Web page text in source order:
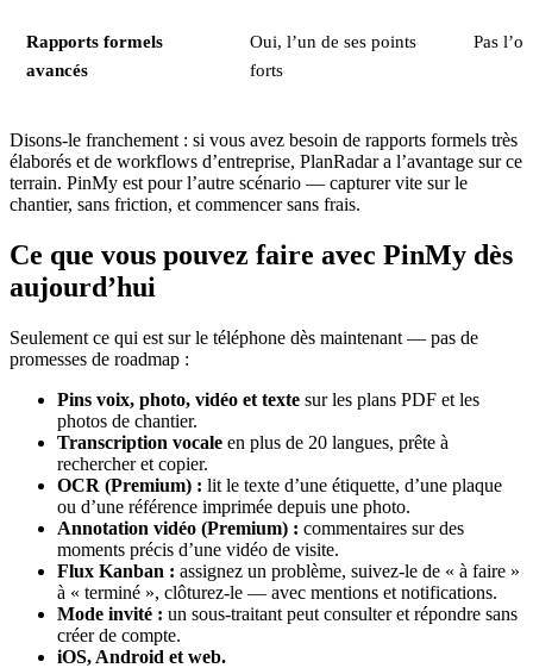
Rapports formels
avancés
Oui, l’un de ses points
forts
Pas
Disons-le franchement : si vous avez besoin de rapports formels très
élaborés et de workflows d’entreprise, PlanRadar a l’avantage sur ce
terrain. PinMy est pour l’autre scénario — capturer vite sur le
chantier, sans friction, et commencer sans frais.
Ce que vous pouvez faire avec PinMy dès
aujourd’hui
Seulement ce qui est sur le téléphone dès maintenant — pas de
promesses de roadmap :
Pins voix, photo, vidéo et texte sur les plans PDF et les
photos de chantier.
Transcription vocale en plus de 20 langues, prête à
rechercher et copier.
OCR (Premium) : lit le texte d’une étiquette, d’une plaque
ou d’une référence imprimée depuis une photo.
Annotation vidéo (Premium) : commentaires sur des
moments précis d’une vidéo de visite.
Flux Kanban : assignez un problème, suivez-le de « à faire »
à « terminé », clôturez-le — avec mentions et notifications.
Mode invité : un sous-traitant peut consulter et répondre sans
créer de compte.
iOS, Android et web.